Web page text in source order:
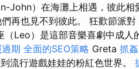
John）在海灘上相遇，彼此相
再也見不到彼此。 狂歡節派
（Leo）是這部音樂喜劇中成人
期 全面的SEO策略 Greta 抓姦
流行遊戲娃娃的粉紅色世界。